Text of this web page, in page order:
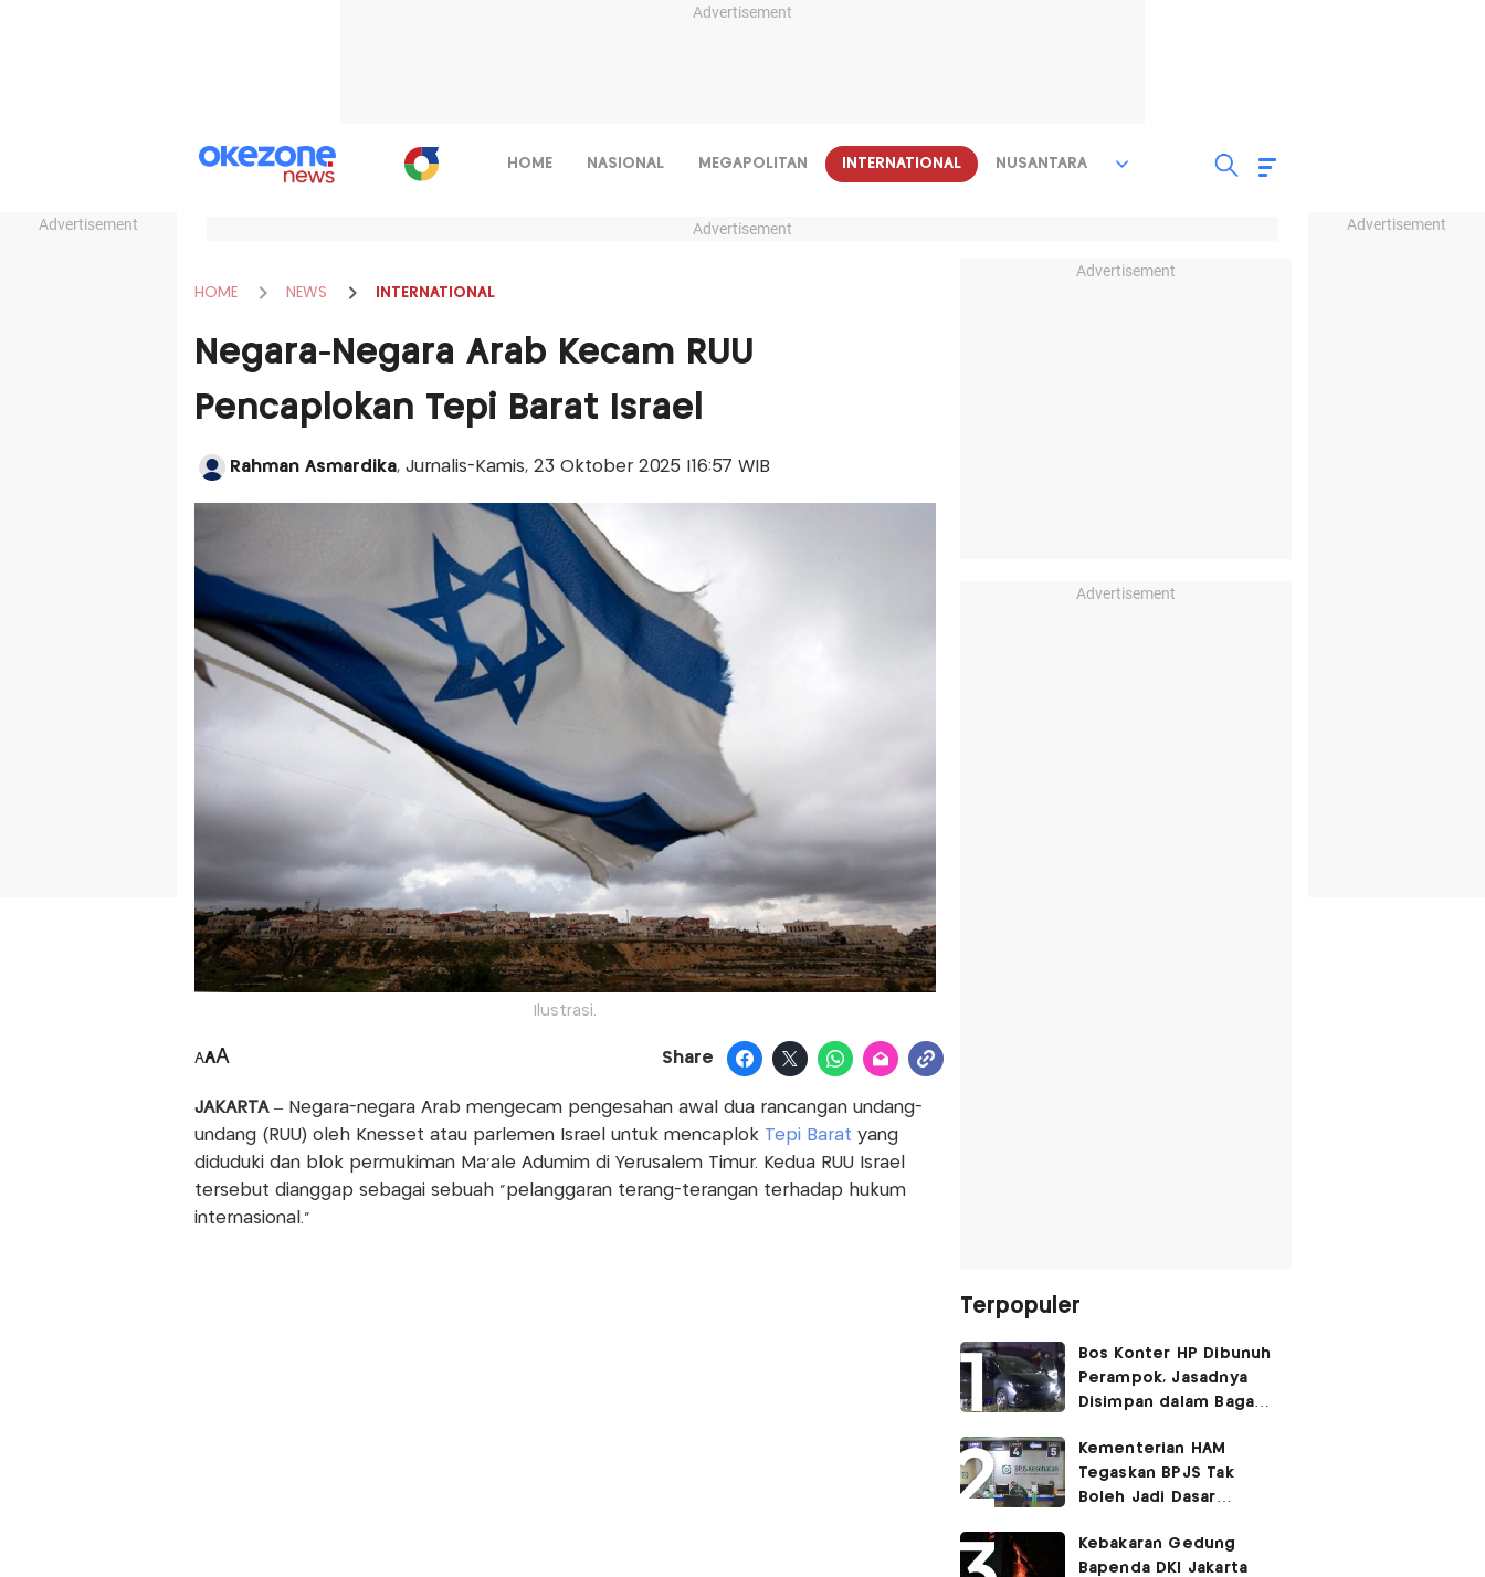
Advertisement
Advertisement Advertisement
HOME NASIONAL MEGAPOLITAN INTERNATIONAL NUSANTARA
Advertisement
HOME NEWS INTERNATIONAL
Negara-Negara Arab Kecam RUU
Pencaplokan Tepi Barat Israel
Rahman Asmardika, Jurnalis-Kamis, 23 Oktober 2025 |16:57 WIB
Ilustrasi.
AAA Share
JAKARTA– Negara-negara Arab mengecam pengesahan awal dua rancangan undang-
undang (RUU) oleh Knesset atau parlemen Israel untuk mencaplok Tepi Barat yang
diduduki dan blok permukiman Ma'ale Adumim di Yerusalem Timur. Kedua RUU Israel
tersebut dianggap sebagai sebuah "pelanggaran terang-terangan terhadap hukum
internasional."
Advertisement
Advertisement
Terpopuler
Bos Konter HP Dibunuh
Perampok, Jasadnya
Disimpan dalam Bagasi
Kementerian HAM
Tegaskan BPJS Tak
Boleh Jadi Dasar
Layanan Kesehatan
Kebakaran Gedung
Bapenda DKI Jakarta